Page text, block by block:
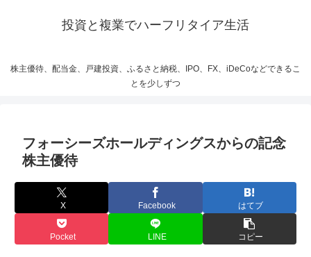
投資と複業でハーフリタイア生活
株主優待、配当金、戸建投資、ふるさと納税、IPO、FX、iDeCoなどできるこ
とを少しずつ
フォーシーズホールディングスからの記念
株主優待
X Facebook はてブ
Pocket LINE コピー